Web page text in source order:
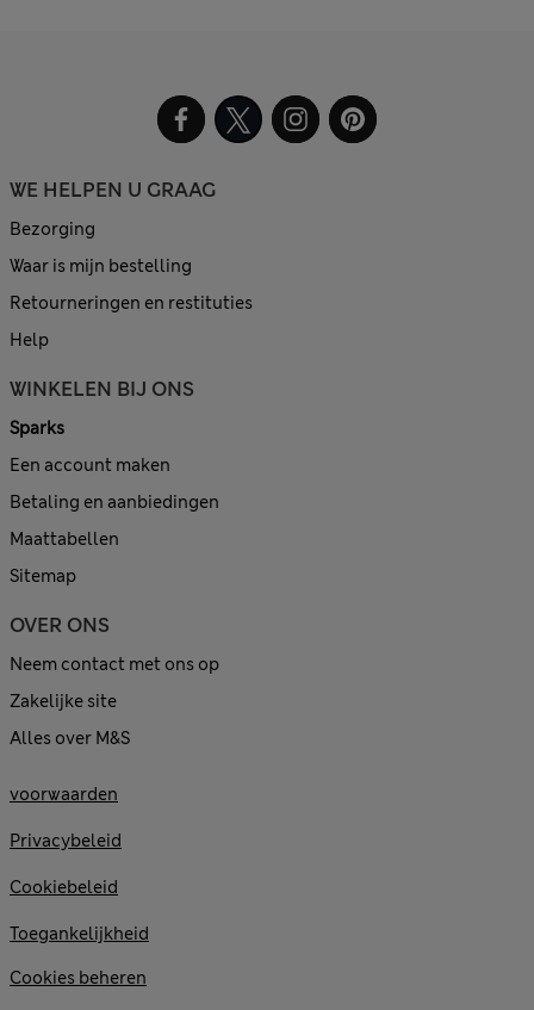
WE HELPEN U GRAAG
Bezorging
Waar is mijn bestelling
Retourneringen en restituties
Help
WINKELEN BIJ ONS
Sparks
Een account maken
Betaling en aanbiedingen
Maattabellen
Sitemap
OVER ONS
Neem contact met ons op
Zakelijke site
Alles over M&S
voorwaarden
Privacybeleid
Cookiebeleid
Toegankelijkheid
Cookies beheren